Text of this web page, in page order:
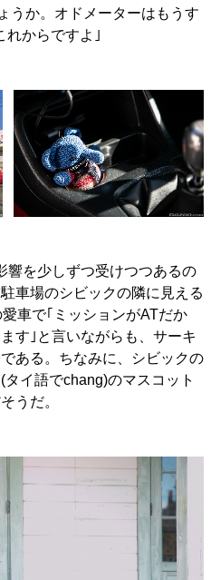
うか。オドメーターはもうす
れからですよ｣
響を少しずつ受けつつあるの
車場のシビックの隣に見える
車で｢ミッションがATだか
す｣と言いながらも、サーキ
ある。ちなみに、シビックの
イ語でchang)のマスコット
うだ。